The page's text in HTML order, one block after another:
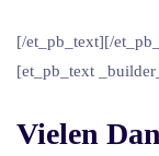
[/et_pb_text][/
[et_pb_text
Vielen